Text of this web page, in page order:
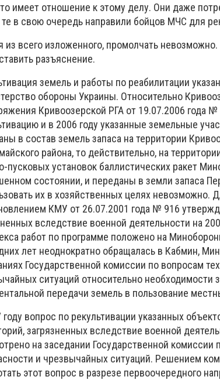
имеет отношение к этому делу. Они даже
в свою очередь направили бойцов МЧС для
из всего изложенного, промолчать
разъяснение.
земель и работы по реабилитации
обороны Украины. Относительно
Кривоозерской РГА от 19.07.2006 года
и в 2006 году указанные земельные
в состав земель запаса на территории
района, то действительно, на
пусковых установок баллистических ракет
состоянии, и переданы в земли запаса
их в хозяйственных целях невозможно.
КМУ от 26.07.2001 года № 916
вследствие военной деятельности на
работ по программе положено на
лет неоднократно обращалась в Кабмин,
Государственной комиссии по вопросам
ситуаций относительно необходимости
передачи земель в пользование
году вопрос по рекультивации указанных
загрязненных вследствие военной
на заседании Государственной комиссии
и чрезвычайных ситуаций. Решением
этот вопрос в разрезе первоочередного